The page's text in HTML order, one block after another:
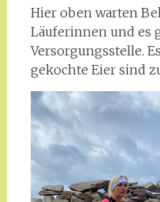
Hier oben warten
Läuferinnen und es
Versorgungsstelle.
gekochte Eier sind